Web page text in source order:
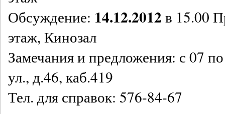
Обсуждение: 14.12.2012 в 15.00
этаж, Кинозал
Замечания и предложения: с 07
ул., д.46, каб.419
Тел. для справок: 576-84-67